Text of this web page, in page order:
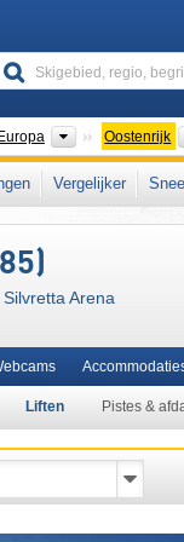
Europa Continenten
Oostenrijk
Europa Continenten
Zwitserland
, oostelijk deel van de
Vergelijker
Arena
Liften Pistes &